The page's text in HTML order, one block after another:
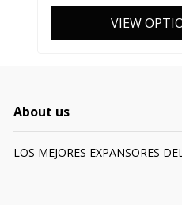
VIEW
About us
LOS MEJORES EXPANSORES